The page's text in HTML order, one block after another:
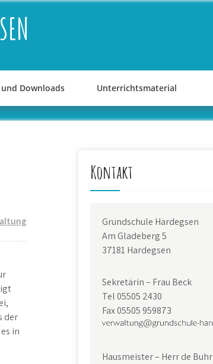
Downloads Unterrichtsmaterial
der
in
Kontakt
Grundschule Hardegsen
Am Gladeberg 5
37181 Hardegsen
Sekretärin – Frau Beck
Tel 05505 2430
Fax 05505 959873
Hausmeister – Herr de Buhr